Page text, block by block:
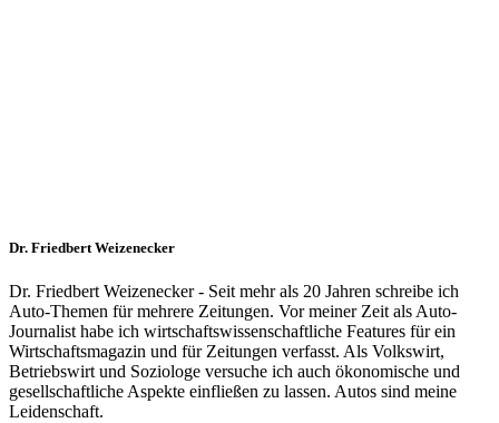
Dr. Friedbert Weizenecker
Dr. Friedbert Weizenecker - Seit mehr als 20 Jahren schreibe ich
Auto-Themen für mehrere Zeitungen. Vor meiner Zeit als Auto-
Journalist habe ich wirtschaftswissenschaftliche Features für ein
Wirtschaftsmagazin und für Zeitungen verfasst. Als Volkswirt,
Betriebswirt und Soziologe versuche ich auch ökonomische und
gesellschaftliche Aspekte einfließen zu lassen. Autos sind meine
Leidenschaft.